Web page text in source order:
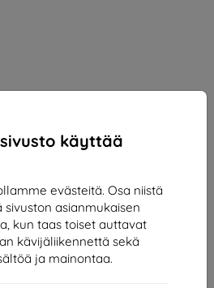
käyttää
evästeitä. Osa niistä
asianmukaisen
kun taas toiset auttavat
kävijäliikennettä sekä
ja mainontaa.
film for Realme 13 Pro+ 5G /
Realme 13 Pro